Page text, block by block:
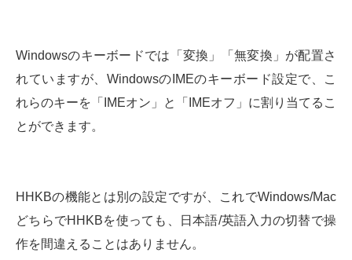
Windowsのキーボードでは「変換」「無変換」が配置さ
れていますが、WindowsのIMEのキーボード設定で、こ
れらのキーを「IMEオン」と「IMEオフ」に割り当てるこ
とができます。
HHKBの機能とは別の設定ですが、これでWindows/Mac
どちらでHHKBを使っても、日本語/英語入力の切替で操
作を間違えることはありません。